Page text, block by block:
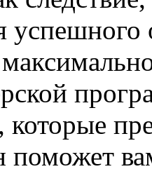
поможет